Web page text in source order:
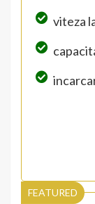
viteza
FEATURED